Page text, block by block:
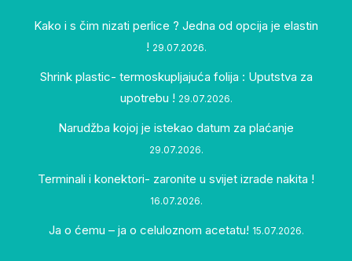
Kako i s čim nizati perlice ? Jedna od opcija je elastin
! 29.07.2026.
Shrink plastic- termoskupljajuća folija : Uputstva za
upotrebu ! 29.07.2026.
Narudžba kojoj je istekao datum za plaćanje
29.07.2026.
Terminali i konektori- zaronite u svijet izrade nakita !
16.07.2026.
Ja o ćemu – ja o celuloznom acetatu! 15.07.2026.